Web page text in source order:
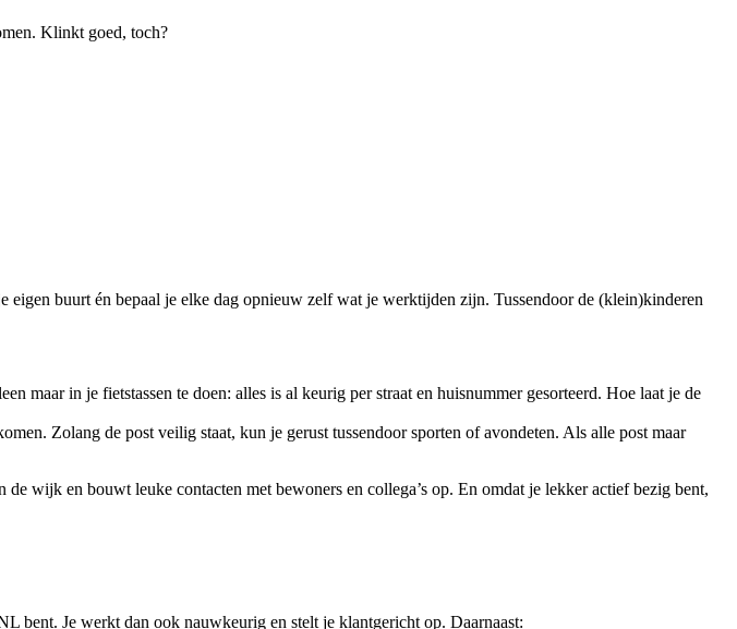
Klinkt goed, toch?
buurt én bepaal je elke dag opnieuw zelf wat je werktijden zijn. Tussendoor de (klein)kinderen
maar in je fietstassen te doen: alles is al keurig per straat en huisnummer gesorteerd. Hoe laat je de
Zolang de post veilig staat, kun je gerust tussendoor sporten of avondeten. Als alle post maar
wijk en bouwt leuke contacten met bewoners en collega’s op. En omdat je lekker actief bezig bent,
bent. Je werkt dan ook nauwkeurig en stelt je klantgericht op. Daarnaast: